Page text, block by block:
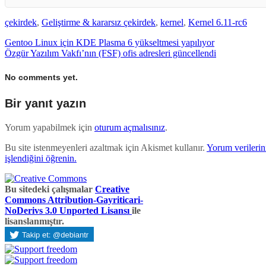
çekirdek, Geliştirme & kararsız çekirdek, kernel, Kernel 6.11-rc6
Gentoo Linux için KDE Plasma 6 yükseltmesi yapılıyor
Özgür Yazılım Vakfı’nın (FSF) ofis adresleri güncellendi
No comments yet.
Bir yanıt yazın
Yorum yapabilmek için oturum açmalısınız.
Bu site istenmeyenleri azaltmak için Akismet kullanır. Yorum
işlendiğini öğrenin.
Bu sitedeki çalışmalar Creative
Commons Attribution-Gayriticari-
NoDerivs 3.0 Unported Lisansı ile
lisanslanmıştır.